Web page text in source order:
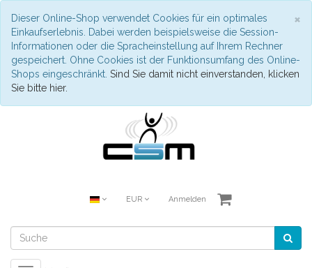
×
Dieser Online-Shop verwendet Cookies für ein optimales
Einkaufserlebnis. Dabei werden beispielsweise die Session-
Informationen oder die Spracheinstellung auf Ihrem Rechner
gespeichert. Ohne Cookies ist der Funktionsumfang des Online-
Shops eingeschränkt. Sind Sie damit nicht einverstanden, klicken
Sie bitte hier.
EUR Anmelden